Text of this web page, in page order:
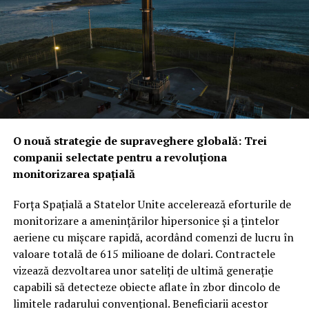
configurația trilaterală semnalează o schimbare majoră
în arhitectura de securitate a regiunii.
Provocarea iraniană: Între descurajarea strategică și
testul realității din terenNoua alianță ar putea fi
testată mult mai curând decât se anticipa, pe fondul
amenințărilor constante venite din partea forțelor
vedea cu ochi buni această redistribuire a
responsabilităților de securitate între aliații săi
regionali, unii analiști rămân sceptici cu privire la
Rămâne de văzut dacă, în cazul unui atac iminent din
partea proxy-urilor Teheranului, Ankara și Islamabadul
vor interveni militar pentru a proteja regatul saudit,
transformând semnăturile de astăzi într-o realitate
operativă.
O nouă strategie de supraveghere globală: Trei
companii selectate pentru a revoluționa
monitorizarea spațială
Forța Spațială a Statelor Unite accelerează eforturile de
monitorizare a amenințărilor hipersonice și a țintelor
aeriene cu mișcare rapidă, acordând comenzi de lucru în
valoare totală de 615 milioane de dolari. Contractele
vizează dezvoltarea unor sateliți de ultimă generație
capabili să detecteze obiecte aflate în zbor dincolo de
limitele radarului convențional. Beneficiarii acestor